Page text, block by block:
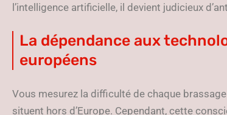
l’intelligence artificielle, il devient judicieux
La dépendance aux
européens
Vous mesurez la difficulté de chaque
situent hors d’Europe. Cependant, cette